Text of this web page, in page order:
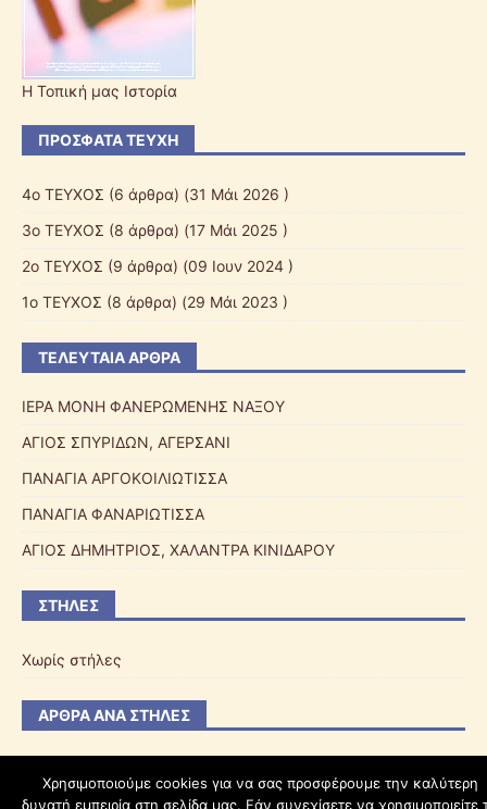
Η Τοπική μας Ιστορία
ΠΡΌΣΦΑΤΑ ΤΕΎΧΗ
4ο ΤΕΥΧΟΣ (6 άρθρα) (31 Μάι 2026 )
3ο ΤΕΥΧΟΣ (8 άρθρα) (17 Μάι 2025 )
2o ΤΕΥΧΟΣ (9 άρθρα) (09 Ιουν 2024 )
1o ΤΕΥΧΟΣ (8 άρθρα) (29 Μάι 2023 )
ΤΕΛΕΥΤΑΊΑ ΆΡΘΡΑ
ΙΕΡΑ ΜΟΝΗ ΦΑΝΕΡΩΜΕΝΗΣ ΝΑΞΟΥ
ΑΓΙΟΣ ΣΠΥΡΙΔΩΝ, ΑΓΕΡΣΑΝΙ
ΠΑΝΑΓΙΑ ΑΡΓΟΚΟΙΛΙΩΤΙΣΣΑ
ΠΑΝΑΓΙΑ ΦΑΝΑΡΙΩΤΙΣΣΑ
ΑΓΙΟΣ ΔΗΜΗΤΡΙΟΣ, ΧΑΛΑΝΤΡΑ ΚΙΝΙΔΑΡΟΥ
ΣΤΉΛΕΣ
Χωρίς στήλες
ΆΡΘΡΑ ΑΝΆ ΣΤΉΛΕΣ
Χρησιμοποιούμε cookies για να σας προσφέρουμε την καλύτερη
δυνατή εμπειρία στη σελίδα μας. Εάν συνεχίσετε να χρησιμοποιείτε